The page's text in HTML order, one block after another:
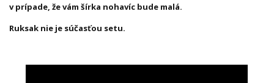
v prípade, že vám šírka nohavíc bude malá.
Ruksak nie je súčasťou setu.